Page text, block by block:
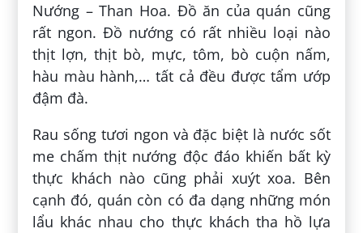
Nướng – Than Hoa. Đồ ăn của quán cũng
rất ngon. Đồ nướng có rất nhiều loại nào
thịt lợn, thịt bò, mực, tôm, bò cuộn nấm,
hàu màu hành,… tất cả đều được tẩm ướp
đậm đà.
Rau sống tươi ngon và đặc biệt là nước sốt
me chấm thịt nướng độc đáo khiến bất kỳ
thực khách nào cũng phải xuýt xoa. Bên
cạnh đó, quán còn có đa dạng những món
lẩu khác nhau cho thực khách tha hồ lựa